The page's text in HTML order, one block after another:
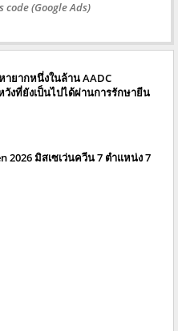
code (Google Ads)
ายากหนึ่งในล้าน AADC
งที่ยังเป็นไปได้ผ่านการรักษายีน
2026 มิสเซเว่นควีน 7 ตำแหน่ง 7